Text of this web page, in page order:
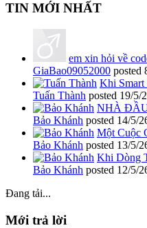
TIN MỚI NHẤT
em xin hỏi về
GiaBao09052000 posted
Khi Smart
Tuấn Thành posted 19/5/
NHÀ
Bảo Khánh posted 14/5/
Một Cuộc
Bảo Khánh posted 13/5/
Khi Dòng
Bảo Khánh posted 12/5/
Đang tải...
Mới trả lời